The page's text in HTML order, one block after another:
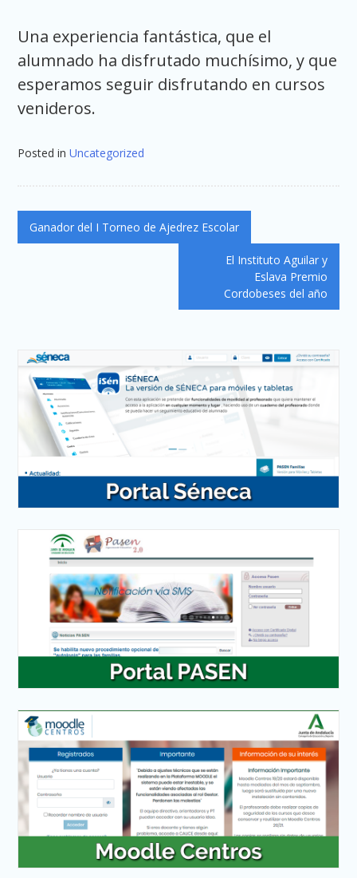
Una experiencia fantástica, que el
alumnado ha disfrutado muchísimo, y que
esperamos seguir disfrutando en cursos
venideros.
Posted inUncategorized
Navegación
de
Ganador del I Torneo de Ajedrez Escolar
El Instituto Aguilar y
Eslava Premio
Cordobeses del año